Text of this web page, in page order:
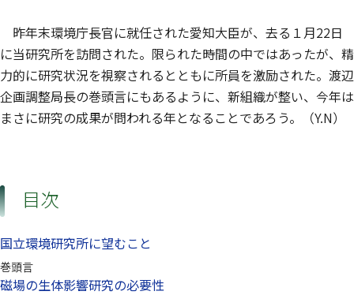
昨年末環境庁長官に就任された愛知大臣が、去る１月22日
に当研究所を訪問された。限られた時間の中ではあったが、精
力的に研究状況を視察されるとともに所員を激励された。渡辺
企画調整局長の巻頭言にもあるように、新組織が整い、今年は
まさに研究の成果が問われる年となることであろう。（Y.N）
目次
国立環境研究所に望むこと
巻頭言
磁場の生体影響研究の必要性